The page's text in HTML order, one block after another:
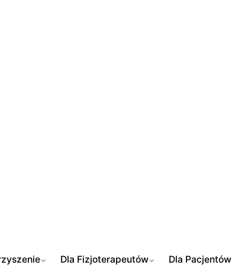
Dla Fizjoterapeutów Dla Pacjentów